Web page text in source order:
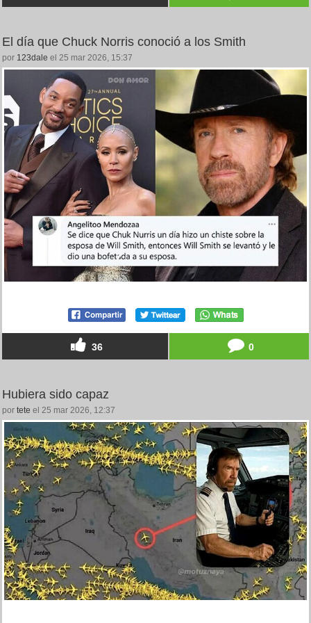
El día que Chuck Norris conoció a los Smith
por 123dale el 25 mar 2026, 15:37
36 0
Hubiera sido capaz
por tete el 25 mar 2026, 12:37